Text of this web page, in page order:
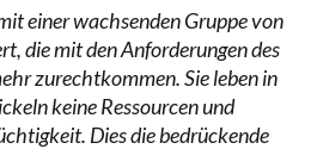
einer wachsenden Gruppe von
die mit den Anforderungen des
zurechtkommen. Sie leben in
keine Ressourcen und
Dies die bedrückende